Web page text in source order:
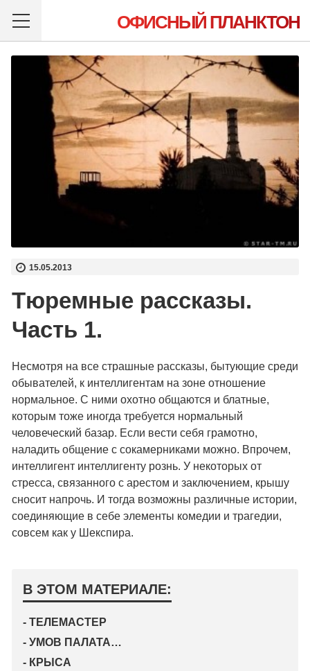
ОФИСНЫЙ ПЛАНКТОН
15.05.2013
Тюремные рассказы.
Часть 1.
Несмотря на все страшные рассказы, бытующие среди
обывателей, к интеллигентам на зоне отношение
нормальное. С ними охотно общаются и блатные,
которым тоже иногда требуется нормальный
человеческий базар. Если вести себя грамотно,
наладить общение с сокамерниками можно. Впрочем,
интеллигент интеллигенту рознь. У некоторых от
стресса, связанного с арестом и заключением, крышу
сносит напрочь. И тогда возможны различные истории,
соединяющие в себе элементы комедии и трагедии,
совсем как у Шекспира.
В ЭТОМ МАТЕРИАЛЕ:
- ТЕЛЕМАСТЕР
- УМОВ ПАЛАТА…
- КРЫСА